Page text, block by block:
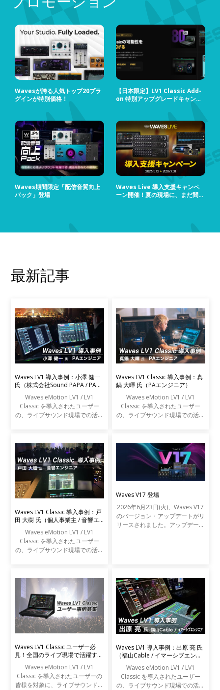
Wavesが誇る人気トップ20プラ
グインが特別価格！
【日本限定】LV1 Classic Add-
on 特別アップグレードキャンペ
Waves期間限定「配信音質向上
パック」登場
Waves Live 導入支援キャンペ
ーン開催！夏の現場に、まだ間に
最新記事
Waves LV1 導入事例：小澤 健一
氏（株式会社Sound PAPA / PAエ
Waves eMotion LV1 / LV1
Classic を導入されたユーザー
の、ライブサウンド現場での活用
Waves LV1 Classic 導入事例：真
鍋 大暉 氏（PAエンジニア）
Waves eMotion LV1 / LV1
Classic を導入されたユーザー
の、ライブサウンド現場での活用
Waves LV1 Classic 導入事例：戸
田 大樹 氏（個人事業主 / 音響エ
Waves eMotion LV1 / LV1
Classic を導入されたユーザー
の、ライブサウンド現場での活用
Waves V17 登場
2026年6月23日(火)、Waves V17
のバージョン・アップデートがリ
リースされました。アップデート
Waves LV1 Classic ユーザー必
見！全国のライブ現場で活躍する
Waves eMotion LV1 / LV1
Classic を導入されたユーザーの
皆様を対象に、ライブサウンドの
Waves LV1 導入事例：出原 亮 氏
（福山Cable / イマーシブエンジ
Waves eMotion LV1 / LV1
Classic を導入されたユーザー
の、ライブサウンド現場での活用